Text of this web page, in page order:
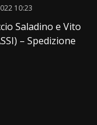
10:23
Saladino e Vito
– Spedizione